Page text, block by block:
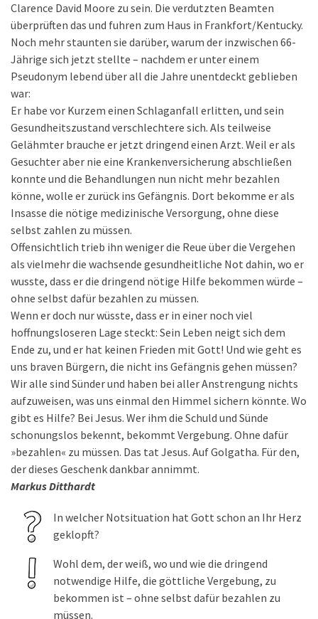
Clarence David Moore zu sein. Die verdutzten Beamten
überprüften das und fuhren zum Haus in Frankfort/Kentucky.
Noch mehr staunten sie darüber, warum der inzwischen 66-
Jährige sich jetzt stellte – nachdem er unter einem
Pseudonym lebend über all die Jahre unentdeckt geblieben
war:
Er habe vor Kurzem einen Schlaganfall erlitten, und sein
Gesundheitszustand verschlechtere sich. Als teilweise
Gelähmter brauche er jetzt dringend einen Arzt. Weil er als
Gesuchter aber nie eine Krankenversicherung abschließen
konnte und die Behandlungen nun nicht mehr bezahlen
könne, wolle er zurück ins Gefängnis. Dort bekomme er als
Insasse die nötige medizinische Versorgung, ohne diese
selbst zahlen zu müssen.
Offensichtlich trieb ihn weniger die Reue über die Vergehen
als vielmehr die wachsende gesundheitliche Not dahin, wo er
wusste, dass er die dringend nötige Hilfe bekommen würde –
ohne selbst dafür bezahlen zu müssen.
Wenn er doch nur wüsste, dass er in einer noch viel
hoffnungsloseren Lage steckt: Sein Leben neigt sich dem
Ende zu, und er hat keinen Frieden mit Gott! Und wie geht es
uns braven Bürgern, die nicht ins Gefängnis gehen müssen?
Wir alle sind Sünder und haben bei aller Anstrengung nichts
aufzuweisen, was uns einmal den Himmel sichern könnte. Wo
gibt es Hilfe? Bei Jesus. Wer ihm die Schuld und Sünde
schonungslos bekennt, bekommt Vergebung. Ohne dafür
»bezahlen« zu müssen. Das tat Jesus. Auf Golgatha. Für den,
der dieses Geschenk dankbar annimmt.
Markus Ditthardt
In welcher Notsituation hat Gott schon an Ihr Herz
geklopft?
Wohl dem, der weiß, wo und wie die dringend
notwendige Hilfe, die göttliche Vergebung, zu
bekommen ist – ohne selbst dafür bezahlen zu
müssen.